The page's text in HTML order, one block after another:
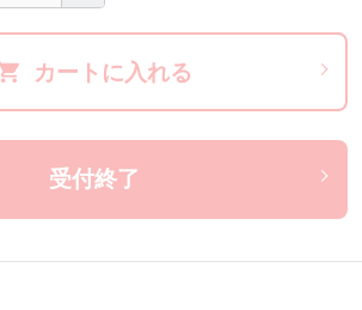
カートに入れる
受付終了